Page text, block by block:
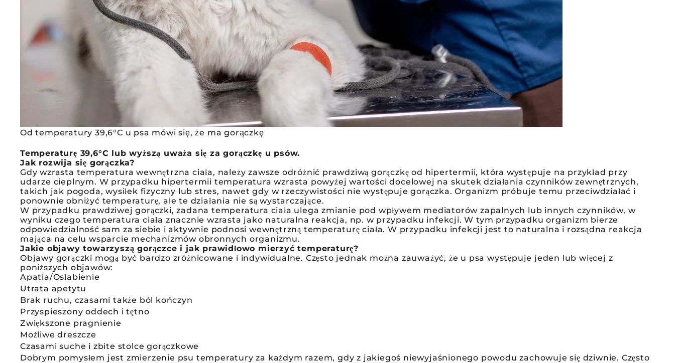
Od temperatury 39,6°C u psa mówi się, że ma gorączkę
Temperaturę 39,6°C lub wyższą uważa się za gorączkę u psów.
Jak rozwija się gorączka?
Gdy wzrasta temperatura wewnętrzna ciała, należy zawsze odróżnić prawdziwą gorączkę od hipertermii, która występuje na przykład przy
udarze cieplnym. W przypadku hipertermii temperatura wzrasta powyżej wartości docelowej na skutek działania czynników zewnętrznych,
takich jak pogoda, wysiłek fizyczny lub stres, nawet gdy w rzeczywistości nie występuje gorączka. Organizm próbuje temu przeciwdziałać i
ponownie obniżyć temperaturę, ale te działania nie są wystarczające.
W przypadku prawdziwej gorączki, zadana temperatura ciała ulega zmianie pod wpływem mediatorów zapalnych lub innych czynników, w
wyniku czego temperatura ciała znacznie wzrasta jako naturalna reakcja, np. w przypadku infekcji. W tym przypadku organizm bierze
odpowiedzialność sam za siebie i aktywnie podnosi wewnętrzną temperaturę ciała. W przypadku infekcji jest to naturalna i rozsądna reakcja
mająca na celu wsparcie mechanizmów obronnych organizmu.
Jakie objawy towarzyszą gorączce i jak prawidłowo mierzyć temperaturę?
Objawy gorączki mogą być bardzo zróżnicowane i indywidualne. Często jednak można zauważyć, że u psa występuje jeden lub więcej z
poniższych objawów:
Apatia/Osłabienie
Utrata apetytu
Brak ruchu, czasami także ból kończyn
Przyspieszony oddech i tętno
Zwiększone pragnienie
Możliwe dreszcze
Czasami suche i zbite stolce gorączkowe
Dobrym pomysłem jest zmierzenie psu temperatury za każdym razem, gdy z jakiegoś niewyjaśnionego powodu zachowuje się dziwnie. Często